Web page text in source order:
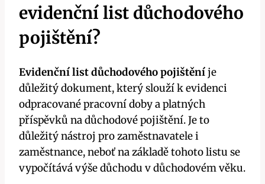
evidenční list důchodového
pojištění?
Evidenční list důchodového pojištěníje
důležitý dokument, který slouží k evidenci
odpracované pracovní doby a platných
příspěvků na důchodové pojištění. Je to
důležitý nástroj pro zaměstnavatele i
zaměstnance, neboť na základě tohoto listu se
vypočítává výše důchodu v důchodovém věku.